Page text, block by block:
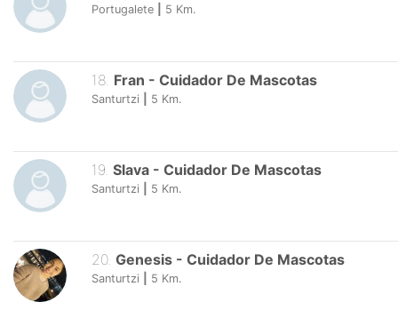
Portugalete 5 Km.
18. Fran - Cuidador De Mascotas
Santurtzi 5 Km.
19. Slava - Cuidador De Mascotas
Santurtzi 5 Km.
20. Genesis - Cuidador De Mascotas
Santurtzi 5 Km.